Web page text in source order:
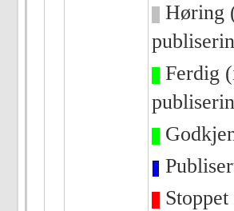
Høring
Ferdig